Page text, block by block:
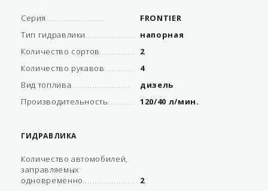
Серия
FRONTIER
Тип гидравлики
напорная
Количество сортов
2
Количество рукавов
4
Вид топлива
дизель
Производительность
120/40 л/мин.
ГИДРАВЛИКА
Количество автомобилей,
заправляемых
одновременно
2